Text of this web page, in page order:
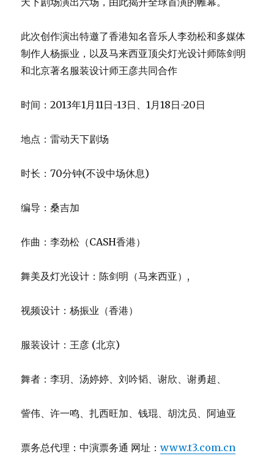
时长：70分钟(不设中场休息)
编导：桑吉加
作曲：李劲松（CASH香港）
舞美及灯光设计：陈剑明（马来西亚）,
视频设计：杨振业（香港）
服装设计：王彦 (北京)
舞者：李玥、汤婷婷、刘吟韬、谢欣、谢勇超、
訾伟、许一鸣、扎西旺加、钱琨、胡沈员、阿迪亚
票务总代理：中演票务通 网址：www.t3.com.cn
24小时订票热线 400-818-3333
剧场票务 010-64054842 转 8016
作品简介
《重置》是桑吉加在继《无以名状》和《前定的暗
们习惯的虚拟空间如各式计算机和电玩世界里，“重